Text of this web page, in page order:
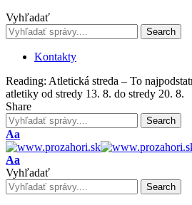
Vyhľadať
Kontakty
Reading: Atletická streda – To
atletiky od stredy 13. 8. do stredy 20. 8.
Share
Font
Resizer
Aa
Font
Resizer
Aa
Vyhľadať